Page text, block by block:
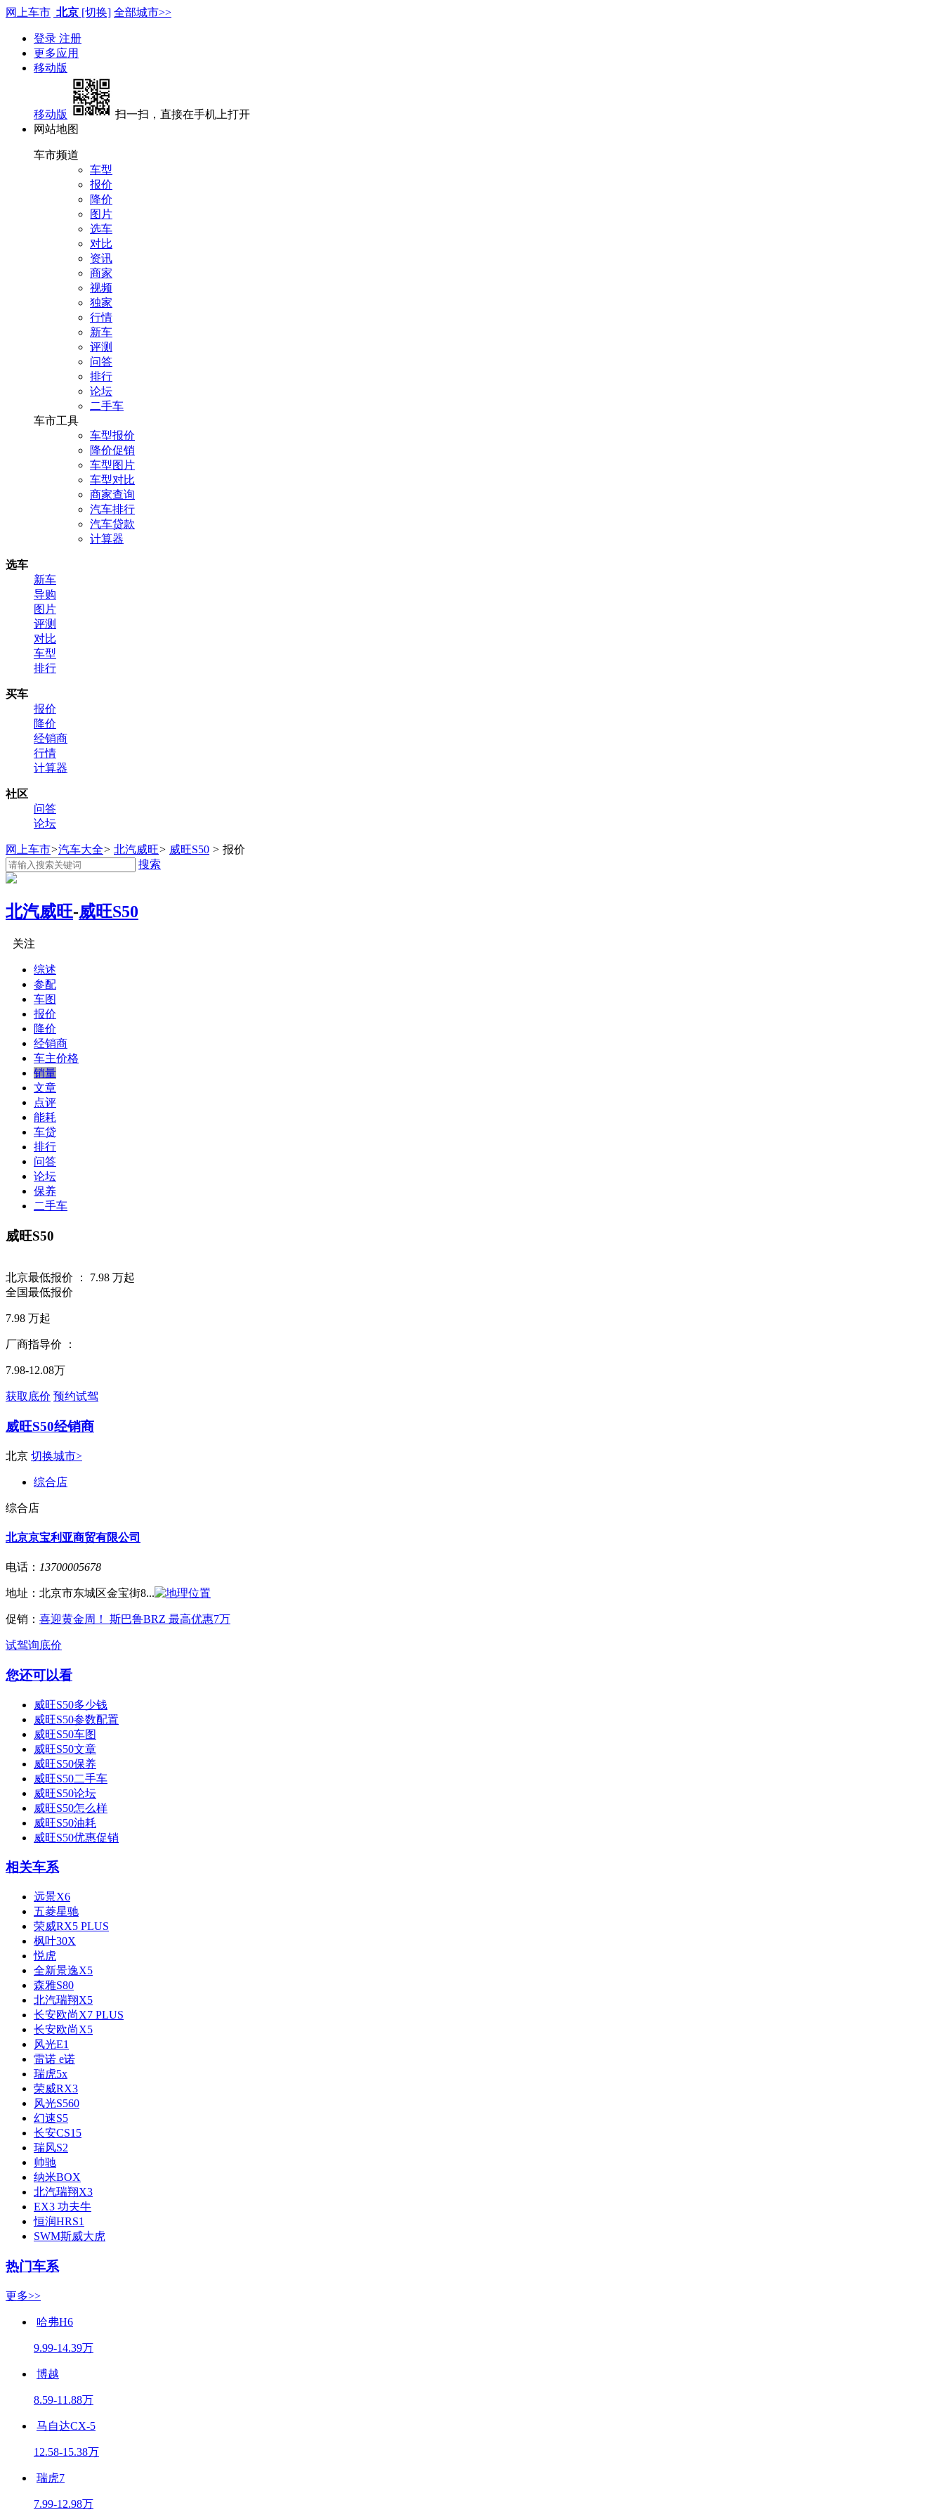
网上车市 北京 [切换] 全部城市>>
登录 注册
更多应用
移动版
移动版
扫一扫，直接在手机上打开
网站地图
车市频道
车型
报价
降价
图片
选车
对比
资讯
商家
视频
独家
行情
新车
评测
问答
排行
论坛
二手车
车市工具
车型报价
降价促销
车型图片
车型对比
商家查询
汽车排行
汽车贷款
计算器
选车
新车
导购
图片
评测
对比
车型
排行
买车
报价
降价
经销商
行情
计算器
社区
问答
论坛
网上车市>汽车大全> 北汽威旺> 威旺S50 > 报价
搜索
北汽威旺-威旺S50
关注
综述
参配
车图
报价
降价
经销商
车主价格
销量
文章
点评
能耗
车贷
排行
问答
论坛
保养
二手车
威旺S50
北京最低报价 ： 7.98 万起
全国最低报价
7.98 万起
厂商指导价 ：
7.98-12.08万
获取底价 预约试驾
威旺S50经销商
北京 切换城市>
综合店
综合店
北京京宝利亚商贸有限公司
电话： 13700005678
地址： 北京市东城区金宝街8...
促销： 喜迎黄金周！ 斯巴鲁BRZ 最高优惠7万
试驾询底价
您还可以看
威旺S50多少钱
威旺S50参数配置
威旺S50车图
威旺S50文章
威旺S50保养
威旺S50二手车
威旺S50论坛
威旺S50怎么样
威旺S50油耗
威旺S50优惠促销
相关车系
远景X6
五菱星驰
荣威RX5 PLUS
枫叶30X
悦虎
全新景逸X5
森雅S80
北汽瑞翔X5
长安欧尚X7 PLUS
长安欧尚X5
风光E1
雷诺 e诺
瑞虎5x
荣威RX3
风光S560
幻速S5
长安CS15
瑞风S2
帅驰
纳米BOX
北汽瑞翔X3
EX3 功夫牛
恒润HRS1
SWM斯威大虎
热门车系
更多>>
哈弗H6
9.99-14.39万
博越
8.59-11.88万
马自达CX-5
12.58-15.38万
瑞虎7
7.99-12.98万